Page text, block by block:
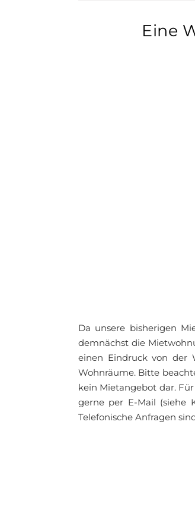
Eine
Da unsere bisherigen
demnächst die
einen Eindruck von der
Wohnräume. Bitte
kein Mietangebot dar.
gerne per E-Mail (siehe
Telefonische Anfragen